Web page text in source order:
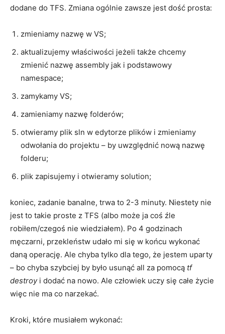
dodane do TFS. Zmiana ogólnie zawsze jest dość prosta:
zmieniamy nazwę w VS;
aktualizujemy właściwości jeżeli także chcemy
zmienić nazwę assembly jak i podstawowy
namespace;
zamykamy VS;
zamieniamy nazwę folderów;
otwieramy plik sln w edytorze plików i zmieniamy
odwołania do projektu – by uwzględnić nową nazwę
folderu;
plik zapisujemy i otwieramy solution;
koniec, zadanie banalne, trwa to 2-3 minuty. Niestety nie
jest to takie proste z TFS (albo może ja coś źle
robiłem/czegoś nie wiedziałem). Po 4 godzinach
męczarni, przekleństw udało mi się w końcu wykonać
daną operację. Ale chyba tylko dla tego, że jestem uparty
– bo chyba szybciej by było usunąć all za pomocą tf
destroyi dodać na nowo. Ale człowiek uczy się całe życie
więc nie ma co narzekać.
Kroki, które musiałem wykonać: